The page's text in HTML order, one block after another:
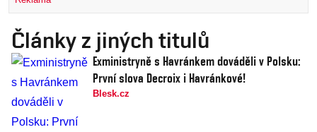
Články z jiných titulů
Exministryně s Havránkem dováděli v Polsku:
První slova Decroix i Havránkové!
Blesk.cz